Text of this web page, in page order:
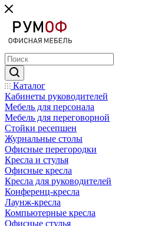
Каталог
Кабинеты руководителей
Мебель для персонала
Мебель для переговорной
Стойки ресепшен
Журнальные столы
Офисные перегородки
Кресла и стулья
Офисные кресла
Кресла для руководителей
Конференц-кресла
Лаунж-кресла
Компьютерные кресла
Офисные стулья